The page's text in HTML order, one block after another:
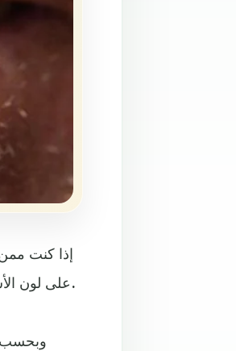
إذا كنت
على لون الأسنان، فتجعلها تبدو أكثر اصفرارا، لذلك ينصح خبراء بمجموعة من الخطوات المفيدة.
وبحسب